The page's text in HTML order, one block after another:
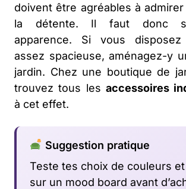
doivent être agréables à
la détente. Il faut donc
apparence. Si vous
assez spacieuse, aménagez-y
jardin. Chez une boutique de
trouvez tous les accessoires
à cet effet.
Suggestion pratique
Teste tes choix de couleurs
sur un mood board avant